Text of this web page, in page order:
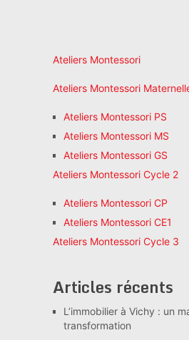
Ateliers Montessori
Ateliers Montessori
Ateliers Montessori PS
Ateliers Montessori MS
Ateliers Montessori GS
Ateliers Montessori Cycle 2
Ateliers Montessori CP
Ateliers Montessori CE1
Ateliers Montessori Cycle 3
Articles récents
L’immobilier à Vichy : un
transformation